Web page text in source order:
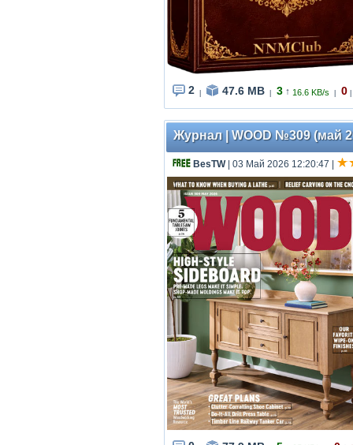
2 47.6 MB 3 ↑ 16.6 KB/s 0
Журнал | WOOD №309 (май
BesTW| 03 Май 2026 12:20:47